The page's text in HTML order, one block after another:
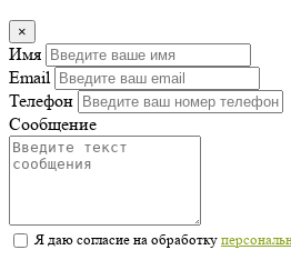
×
Имя
Email
Телефон
Сообщение
Я даю согласие на обработку